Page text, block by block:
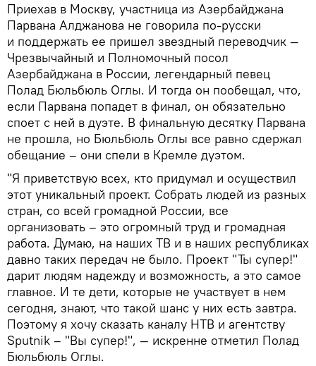
Приехав в Москву, участница из Азербайджана
Парвана Алджанова не говорила по-русски
и поддержать ее пришел звездный переводчик —
Чрезвычайный и Полномочный посол
Азербайджана в России, легендарный певец
Полад Бюльбюль Оглы. И тогда он пообещал, что,
если Парвана попадет в финал, он обязательно
споет с ней в дуэте. В финальную десятку Парвана
не прошла, но Бюльбюль Оглы все равно сдержал
обещание – они спели в Кремле дуэтом.
"Я приветствую всех, кто придумал и осуществил
этот уникальный проект. Собрать людей из разных
стран, со всей громадной России, все
организовать – это огромный труд и громадная
работа. Думаю, на наших ТВ и в наших республиках
давно таких передач не было. Проект "Ты супер!"
дарит людям надежду и возможность, а это самое
главное. И те дети, которые не участвует в нем
сегодня, знают, что такой шанс у них есть завтра.
Поэтому я хочу сказать каналу НТВ и агентству
Sputnik – "Вы супер!", — искренне отметил Полад
Бюльбюль Оглы.